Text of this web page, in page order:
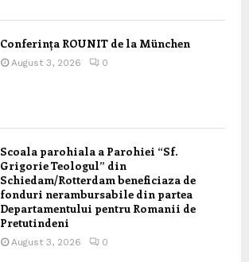
Conferința ROUNIT de la München
August 3, 2026 0
Scoala parohiala a Parohiei “Sf.
Grigorie Teologul” din
Schiedam/Rotterdam beneficiaza de
fonduri nerambursabile din partea
Departamentului pentru Romanii de
Pretutindeni
August 3, 2026 0